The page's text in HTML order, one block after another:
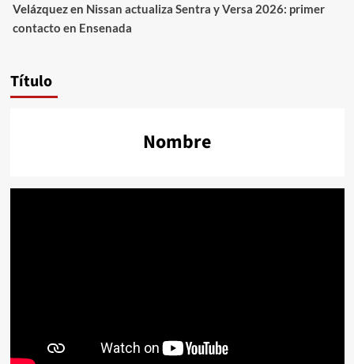
Velázquezen Nissan actualiza Sentra y Versa 2026: primer
contacto en Ensenada
Título
Nombre